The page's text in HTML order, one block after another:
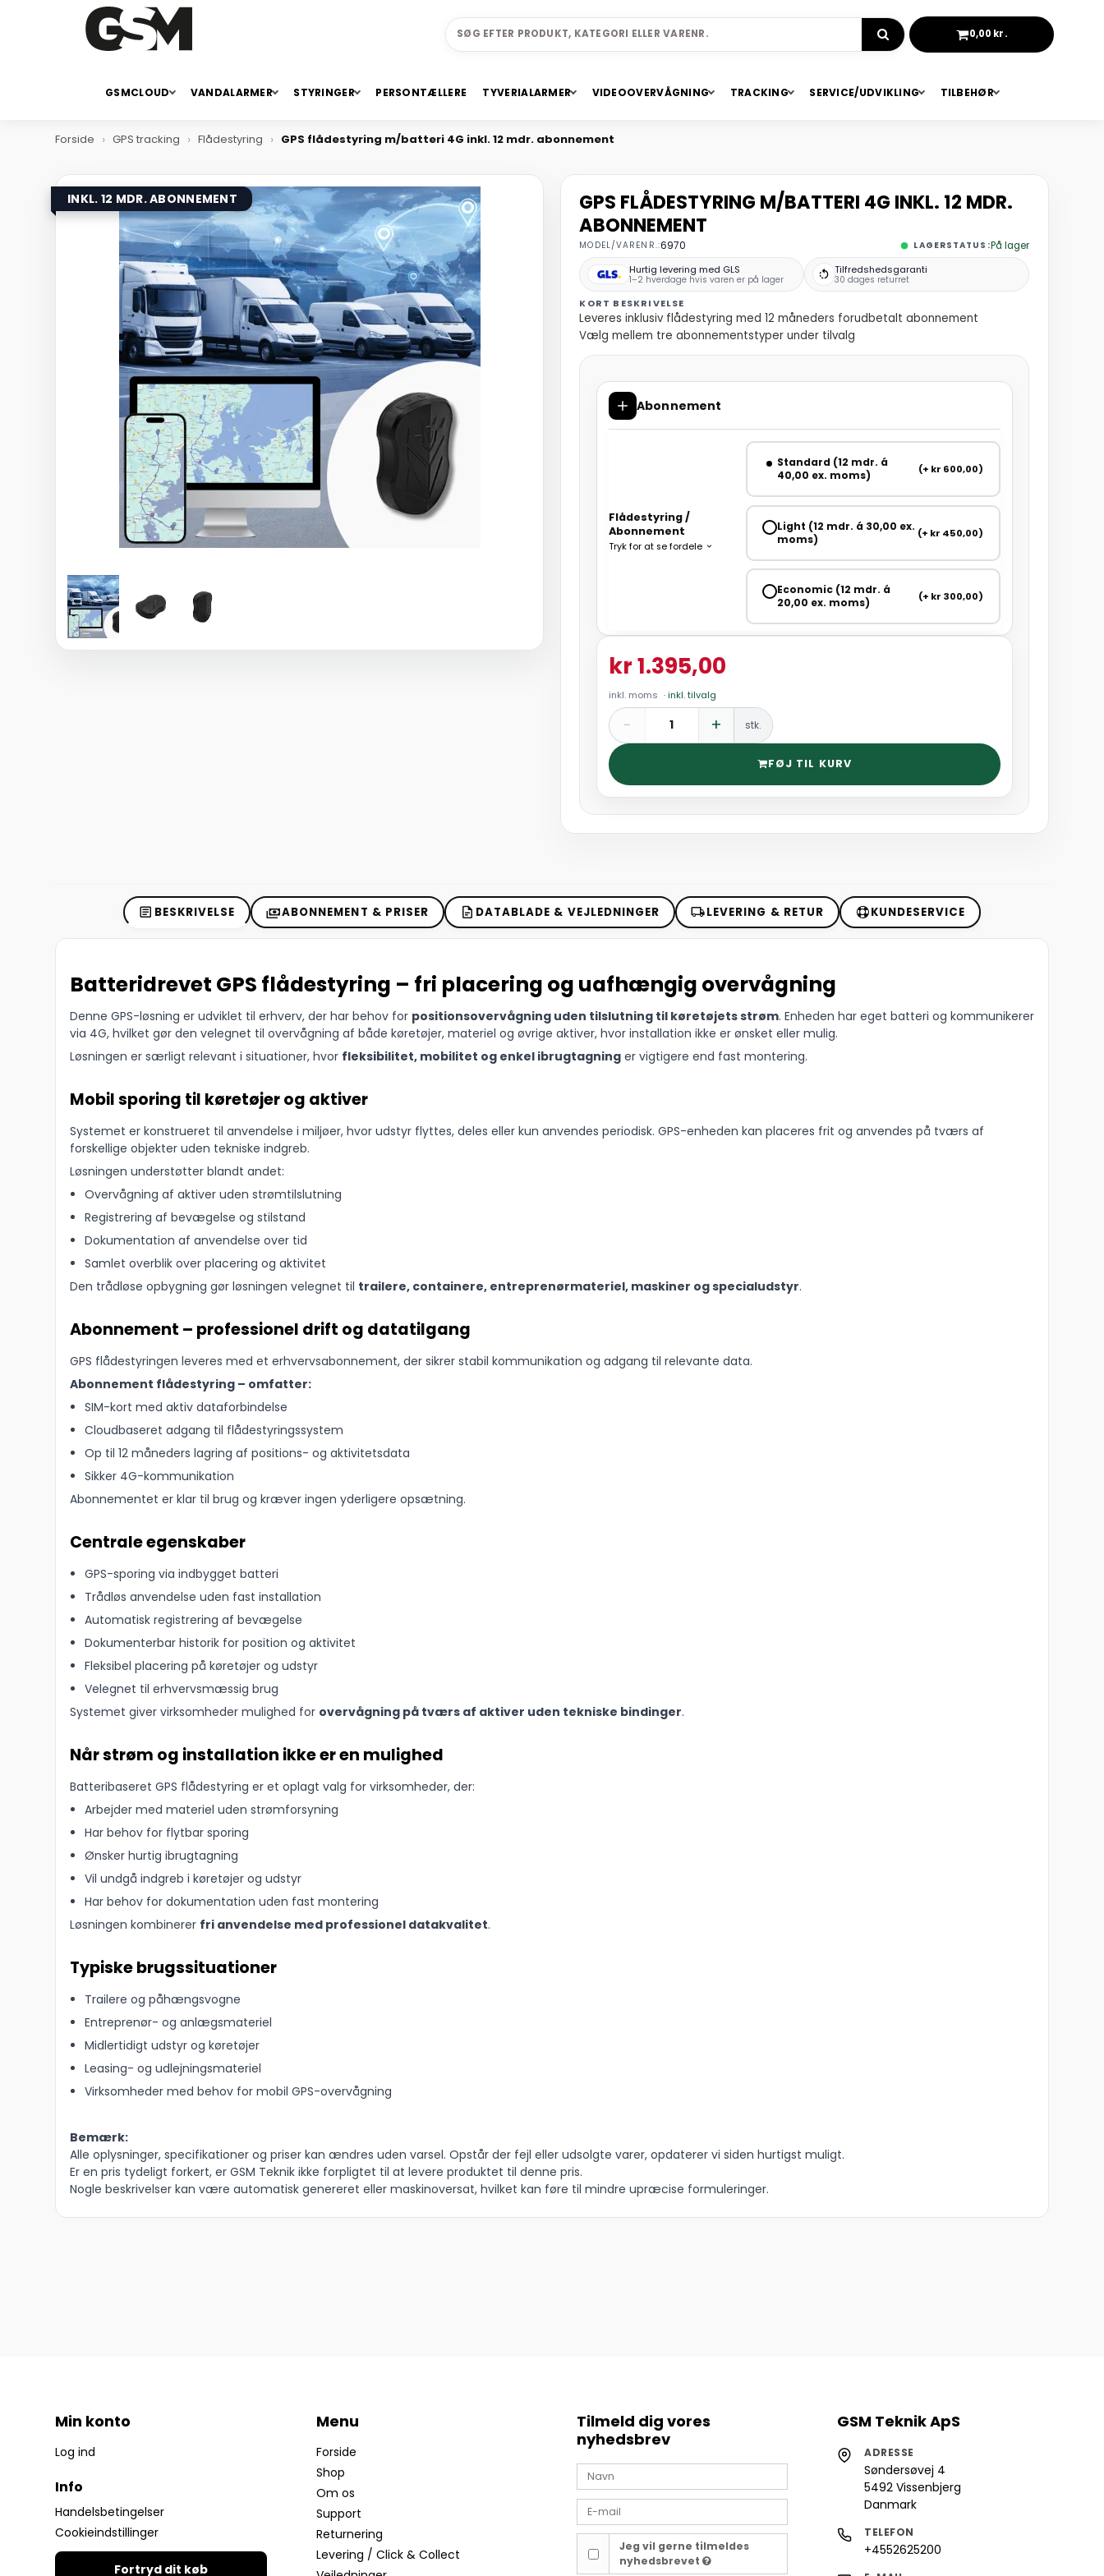
KURV
0,00 kr.
GSMCLOUD VANDALARMER STYRINGER PERSONTÆLLERE TYVERIALARMER VIDEOOVERVÅGNING TRACKING SERVICE/UDVIKLING TILBEHØR
Forside GPS tracking Flådestyring GPS flådestyring m/batteri 4G inkl. 12 mdr. abonnement
INKL. 12 MDR. ABONNEMENT
GPS FLÅDESTYRING M/BATTERI 4G INKL. 12 MDR.
ABONNEMENT
MODEL/VARENR.:6970 LAGERSTATUS:På lager
Hurtig levering med GLS
1–2 hverdage hvis varen er på lager
Tilfredshedsgaranti
30 dages returret
KORT BESKRIVELSE
Leveres inklusiv flådestyring med 12 måneders forudbetalt abonnement
Vælg mellem tre abonnementstyper under tilvalg
Abonnement
Flådestyring /
Abonnement
Tryk for at se fordele
Standard (12 mdr. á
40,00 ex. moms)
(+ kr 600,00)
Light (12 mdr. á 30,00 ex.
moms)
(+ kr 450,00)
Economic (12 mdr. á
20,00 ex. moms)
(+ kr 300,00)
kr 1.395,00
inkl. moms · inkl. tilvalg
− + stk.
FØJ TIL KURV
BESKRIVELSE ABONNEMENT & PRISER DATABLADE & VEJLEDNINGER LEVERING & RETUR KUNDESERVICE
Batteridrevet GPS flådestyring – fri placering og uafhængig overvågning
Denne GPS-løsning er udviklet til erhverv, der har behov for positionsovervågning uden tilslutning til køretøjets strøm. Enheden har eget batteri og kommunikerer
via 4G, hvilket gør den velegnet til overvågning af både køretøjer, materiel og øvrige aktiver, hvor installation ikke er ønsket eller mulig.
Løsningen er særligt relevant i situationer, hvor fleksibilitet, mobilitet og enkel ibrugtagning er vigtigere end fast montering.
Mobil sporing til køretøjer og aktiver
Systemet er konstrueret til anvendelse i miljøer, hvor udstyr flyttes, deles eller kun anvendes periodisk. GPS-enheden kan placeres frit og anvendes på tværs af
forskellige objekter uden tekniske indgreb.
Løsningen understøtter blandt andet:
Overvågning af aktiver uden strømtilslutning
Registrering af bevægelse og stilstand
Dokumentation af anvendelse over tid
Samlet overblik over placering og aktivitet
Den trådløse opbygning gør løsningen velegnet til trailere, containere, entreprenørmateriel, maskiner og specialudstyr.
Abonnement – professionel drift og datatilgang
GPS flådestyringen leveres med et erhvervsabonnement, der sikrer stabil kommunikation og adgang til relevante data.
Abonnement flådestyring – omfatter:
SIM-kort med aktiv dataforbindelse
Cloudbaseret adgang til flådestyringssystem
Op til 12 måneders lagring af positions- og aktivitetsdata
Sikker 4G-kommunikation
Abonnementet er klar til brug og kræver ingen yderligere opsætning.
Centrale egenskaber
GPS-sporing via indbygget batteri
Trådløs anvendelse uden fast installation
Automatisk registrering af bevægelse
Dokumenterbar historik for position og aktivitet
Fleksibel placering på køretøjer og udstyr
Velegnet til erhvervsmæssig brug
Systemet giver virksomheder mulighed for overvågning på tværs af aktiver uden tekniske bindinger.
Når strøm og installation ikke er en mulighed
Batteribaseret GPS flådestyring er et oplagt valg for virksomheder, der:
Arbejder med materiel uden strømforsyning
Har behov for flytbar sporing
Ønsker hurtig ibrugtagning
Vil undgå indgreb i køretøjer og udstyr
Har behov for dokumentation uden fast montering
Løsningen kombinerer fri anvendelse med professionel datakvalitet.
Typiske brugssituationer
Trailere og påhængsvogne
Entreprenør- og anlægsmateriel
Midlertidigt udstyr og køretøjer
Leasing- og udlejningsmateriel
Virksomheder med behov for mobil GPS-overvågning
Bemærk:
Alle oplysninger, specifikationer og priser kan ændres uden varsel. Opstår der fejl eller udsolgte varer, opdaterer vi siden hurtigst muligt.
Er en pris tydeligt forkert, er GSM Teknik ikke forpligtet til at levere produktet til denne pris.
Nogle beskrivelser kan være automatisk genereret eller maskinoversat, hvilket kan føre til mindre upræcise formuleringer.
Min konto
Log ind
Info
Handelsbetingelser
Cookieindstillinger
Fortryd dit køb
Menu
Forside
Shop
Om os
Support
Returnering
Levering / Click & Collect
Tilmeld dig vores
nyhedsbrev
Jeg vil gerne tilmeldes
nyhedsbrevet
GSM Teknik ApS
ADRESSE
Søndersøvej 4
5492 Vissenbjerg
Danmark
TELEFON
+4552625200